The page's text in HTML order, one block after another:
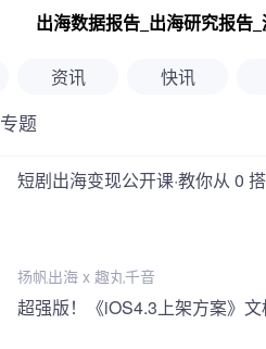
出海数据报告_出海研究报告
资讯 快讯
专题
短剧出海变现公开课·教你从 0
扬帆出海 x 趣丸千音